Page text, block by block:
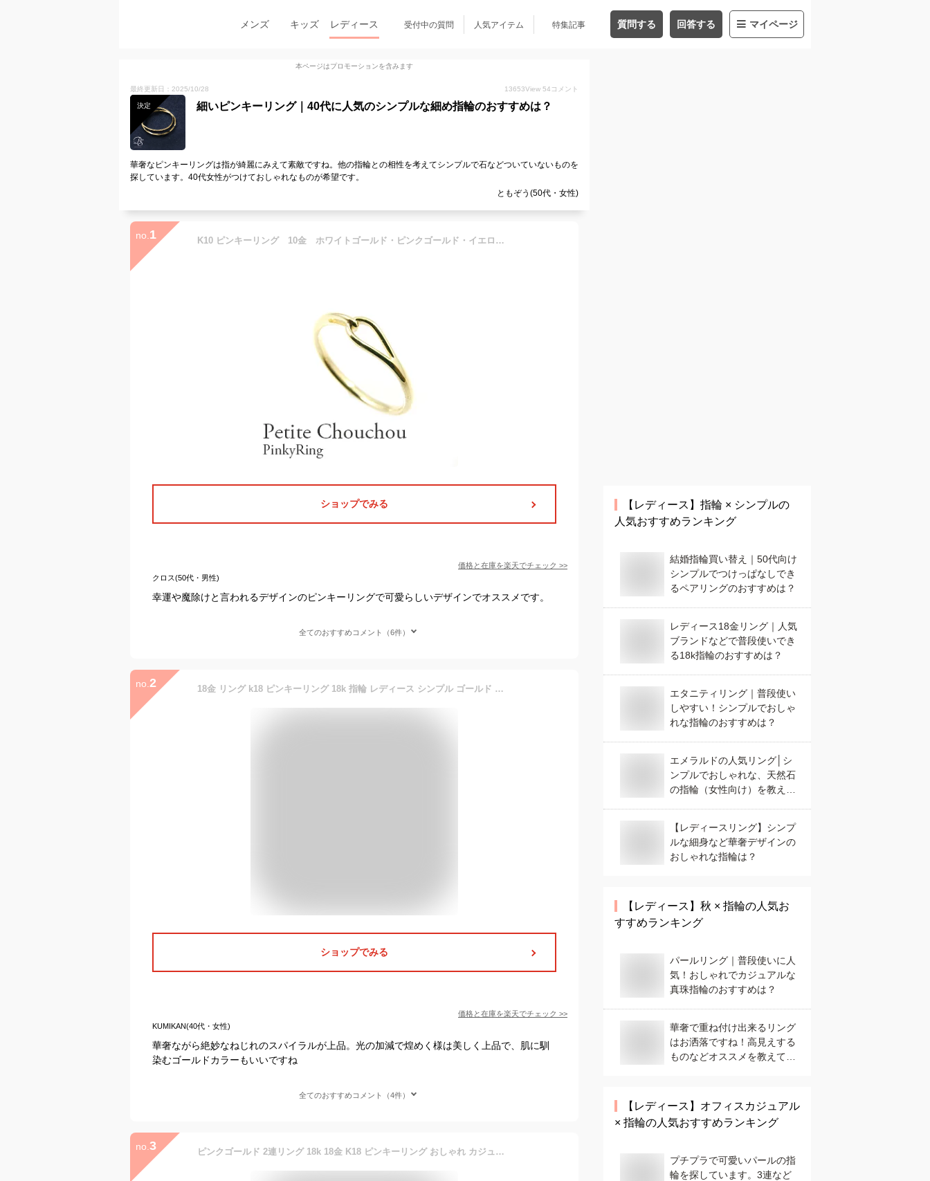
メンズ キッズ レディース 受付中の質問 人気アイテム 特集記事 質問する 回答する マイページ
本ページはプロモーションを含みます
最終更新日：2025/10/28 13653View 54 コメント
決定 細いピンキーリング｜40代に人気のシンプルな細め指輪のおすすめは？
華奢なピンキーリングは指が綺麗にみえて素敵ですね。他の指輪との相性を考えてシンプルで石などついていないものを
探しています。40代女性がつけておしゃれなものが希望です。
ともぞう(50代・女性)
no. 1 K10 ピンキーリング 10金 ホワイトゴールド・ピンクゴールド・イエローゴールド 【小指】 ギフト プレゼント シンプル 幸運 魔除け 指輪 リング 誕生日 記念日 ジュエリー アクセサリー 幸せ【送料無料】
ショップでみる
価格と在庫を楽天でチェック >>
クロス(50代・男性)
幸運や魔除けと言われるデザインのピンキーリングで可愛らしいデザインでオススメです。
全てのおすすめコメント（6件）
no. 2 18金 リング k18 ピンキーリング 18k 指輪 レディース シンプル ゴールド スパイラル ねじり 18金指輪 k18リング ピンキー イエローゴールド 18 金 華奢 細め 地金 つけっぱなし 0号 1号 2号 3号 4号 5号 6号 7号 8号 9号 10号 11号 12号 13号 14号 15号 18金リング
ショップでみる
価格と在庫を楽天でチェック >>
KUMIKAN(40代・女性)
華奢ながら絶妙なねじれのスパイラルが上品。光の加減で煌めく様は美しく上品で、肌に馴
染むゴールドカラーもいいですね
全てのおすすめコメント（4件）
no. 3 ピンクゴールド 2連リング 18k 18金 K18 ピンキーリング おしゃれ カジュアル レディース 人気 指輪 シンプル 細い 華奢 極細 スパイラル ねじれ 大人 誕生日 記念日 プレゼント DEVAS ディーヴァス
【レディース】 指輪 × シンプルの
人気おすすめランキング
結婚指輪買い替え｜50代向け
シンプルでつけっぱなしでき
るペアリングのおすすめは？
レディース18金リング｜人気
ブランドなどで普段使いでき
る18k指輪のおすすめは？
エタニティリング｜普段使い
しやすい！シンプルでおしゃ
れな指輪のおすすめは？
エメラルドの人気リング│シ
ンプルでおしゃれな、天然石
の指輪（女性向け）を教え
【レディースリング】シンプ
ルな細身など華奢デザインの
おしゃれな指輪は？
【レディース】 秋 × 指輪の人気お
すすめランキング
パールリング｜普段使いに人
気！おしゃれでカジュアルな
真珠指輪のおすすめは？
華奢で重ね付け出来るリング
はお洒落ですね！高見えする
ものなどオススメを教えて下
【レディース】 オフィスカジュアル
× 指輪の人気おすすめランキング
プチプラで可愛いパールの指
輪を探しています。3連など